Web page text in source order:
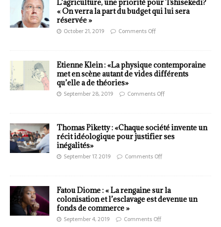
L’agriculture, une priorité pour Tshisekedi?
« On verra la part du budget qui lui sera
réservée »
October 21, 2019 Comments Off
Etienne Klein : «La physique contemporaine
met en scène autant de vides différents
qu’elle a de théories»
September 28, 2019 Comments Off
Thomas Piketty : «Chaque société invente un
récit idéologique pour justifier ses
inégalités»
September 17, 2019 Comments Off
Fatou Diome : « La rengaine sur la
colonisation et l’esclavage est devenue un
fonds de commerce »
September 4, 2019 Comments Off